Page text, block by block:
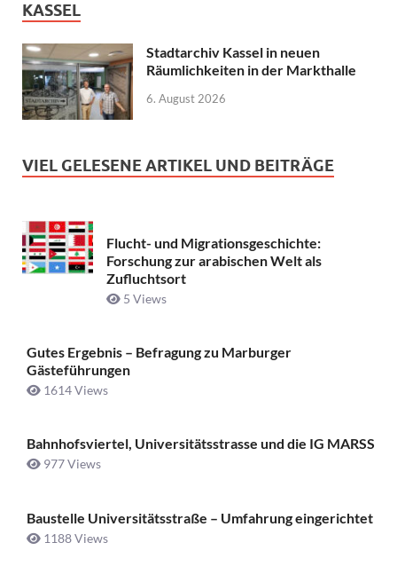
KASSEL
Stadtarchiv Kassel in neuen
Räumlichkeiten in der Markthalle
6. August 2026
VIEL GELESENE ARTIKEL UND BEITRÄGE
Flucht- und Migrationsgeschichte:
Forschung zur arabischen Welt als
Zufluchtsort
5 Views
Gutes Ergebnis – Befragung zu Marburger
Gästeführungen
1614 Views
Bahnhofsviertel, Universitätsstrasse und die IG MARSS
977 Views
Baustelle Universitätsstraße ­– Umfahrung eingerichtet
1188 Views